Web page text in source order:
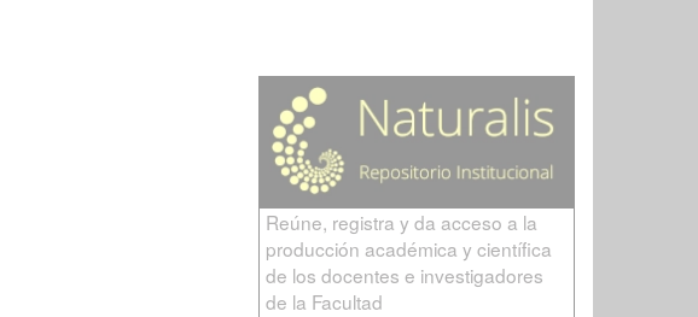
Reúne, registra y da acceso a la
producción académica y científica
de los docentes e investigadores
de la Facultad